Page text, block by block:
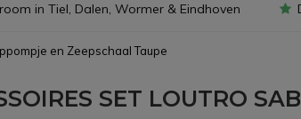
in Tiel, Dalen, Wormer & Eindhoven
en Zeepschaal Taupe
SET LOUTRO